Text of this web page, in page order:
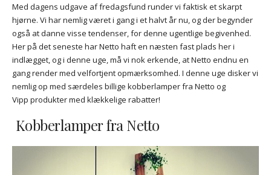
Med dagens udgave af fredagsfund runder vi faktisk et skarpt
hjørne. Vi har nemlig været i gang i et halvt år nu, og der begynder
også at danne visse tendenser, for denne ugentlige begivenhed.
Her på det seneste har Netto haft en næsten fast plads her i
indlægget, og i denne uge, må vi nok erkende, at Netto endnu en
gang render med velfortjent opmærksomhed. I denne uge disker vi
nemlig op med særdeles billige kobberlamper fra Netto og
Vipp produkter med klækkelige rabatter!
Kobberlamper fra Netto